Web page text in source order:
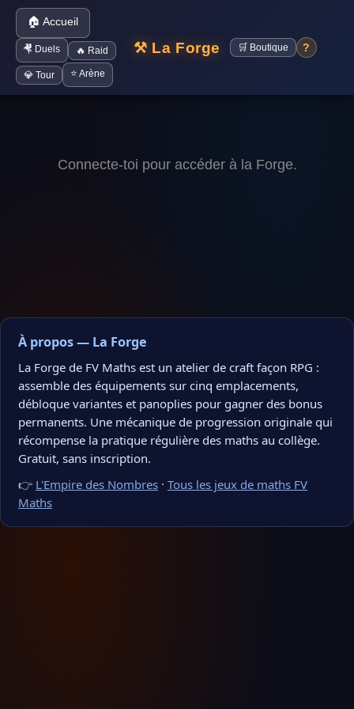
🏠 Accueil
🤻 Duels 🔥 Raid
💎 Tour ⭐ Arène
⚒️ La Forge 🛒 Boutique ?
Connecte-toi pour accéder à la Forge.
À propos — La Forge
La Forge de FV Maths est un atelier de craft façon RPG :
assemble des équipements sur cinq emplacements,
débloque variantes et panoplies pour gagner des bonus
permanents. Une mécanique de progression originale qui
récompense la pratique régulière des maths au collège.
Gratuit, sans inscription.
👉 L'Empire des Nombres · Tous les jeux de maths FV
Maths